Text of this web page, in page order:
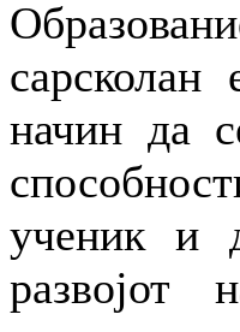
начин да
ученик и
развојот